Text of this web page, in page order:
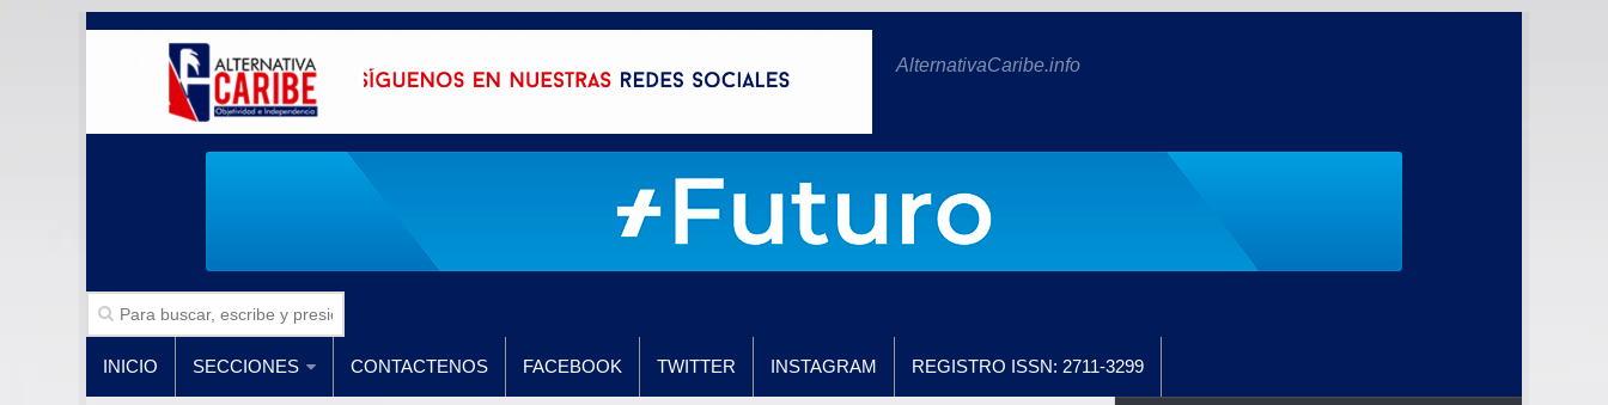
AlternativaCaribe.info
INICIO SECCIONES CONTACTENOS FACEBOOK TWITTER INSTAGRAM REGISTRO ISSN: 2711-3299